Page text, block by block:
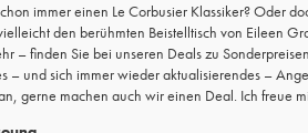
immer einen Le Corbusier Klassiker? Oder
den berühmten Beistelltisch von Eileen
– finden Sie bei unseren Deals zu
– und sich immer wieder aktualisierendes –
gerne machen auch wir einen Deal. Ich freue